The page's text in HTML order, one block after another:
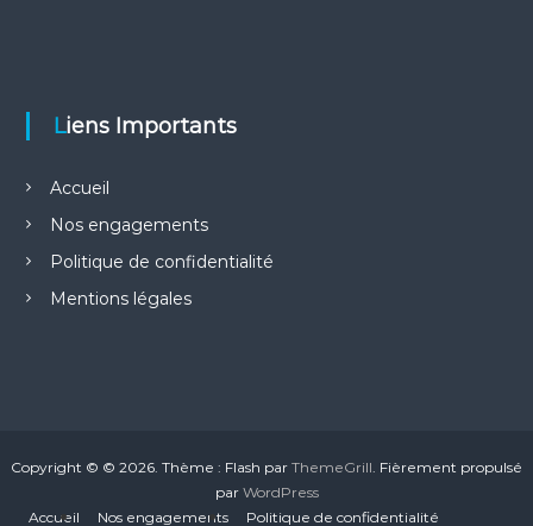
Liens Importants
Accueil
Nos engagements
Politique de confidentialité
Mentions légales
Copyright © © 2026. Thème : Flash par ThemeGrill . Fièrement propulsé
par WordPress
Accueil
Nos engagements Politique de confidentialité